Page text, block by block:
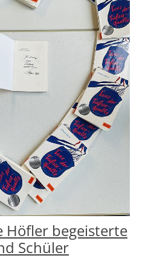
Höfler begeisterte
Schüler